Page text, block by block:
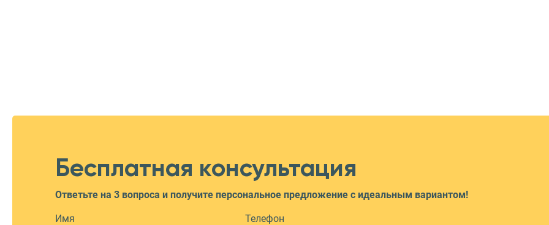
Бесплатная консультация
Ответьте на 3 вопроса и получите персональное предложение с идеальным вариантом!
Имя Телефон